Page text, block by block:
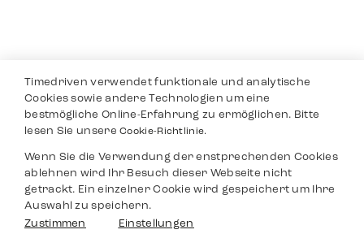
Timedriven verwendet funktionale und analytische
Cookies sowie andere Technologien um eine
bestmögliche Online-Erfahrung zu ermöglichen. Bitte
lesen Sie unsereCookie-Richtlinie.
Wenn Sie die Verwendung der enstprechenden Cookies
ablehnen wird Ihr Besuch dieser Webseite nicht
getrackt. Ein einzelner Cookie wird gespeichert um Ihre
Auswahl zu speichern.
Zustimmen
Einstellungen